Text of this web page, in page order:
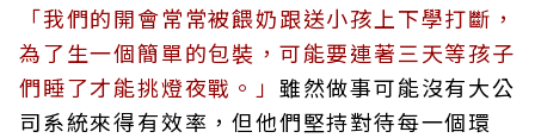
「我們的開會常常被餵奶跟送小孩上下學打斷，
為了生一個簡單的包裝，可能要連著三天等孩子
們睡了才能挑燈夜戰。」 雖然做事可能沒有大公
司系統來得有效率，但他們堅持對待每一個環